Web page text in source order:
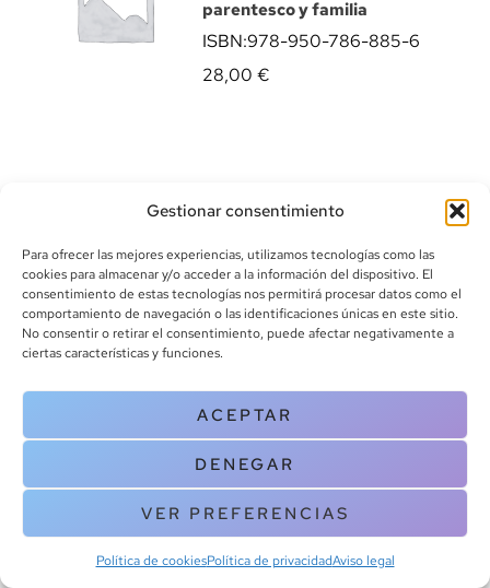
Gestionar consentimiento
Para ofrecer las mejores experiencias, utilizamos tecnologías como las
cookies para almacenar y/o acceder a la información del dispositivo. El
consentimiento de estas tecnologías nos permitirá procesar datos como el
comportamiento de navegación o las identificaciones únicas en este sitio.
No consentir o retirar el consentimiento, puede afectar negativamente a
ciertas características y funciones.
ACEPTAR
DENEGAR
VER PREFERENCIAS
Política de cookiesPolítica de privacidadAviso legal
parentesco y familia
ISBN:978-950-786-885-6
28,00 €
info@canoalibros.com
pedidos@canoalibros.com
+34 934 242 391
CONTACTO
Copyright © 2025 Canoa Libros. All Rights Reserved |
cookies
| Aviso legal